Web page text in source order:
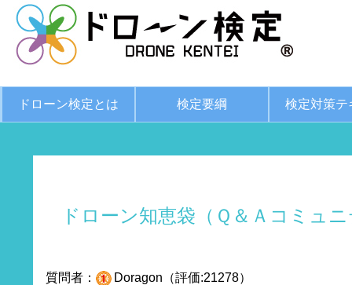
ドローン検定とは 検定要綱 検定対策テ
ドローン知恵袋（Ｑ＆Ａコミュ
質問者：
Doragon（評価:21278）